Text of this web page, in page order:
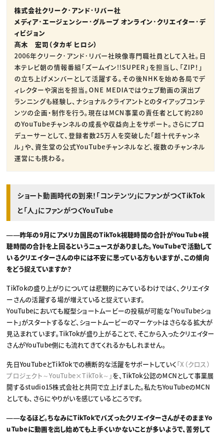
株式会社クリーク･アンド･リバー社
メディア･エージェンシー･グループ オンライン･クリエイター･デ
ィビジョン
髙木 宏司（タカギ ヒロシ）
2006年クリーク･アンド･リバー社映像専門職社員として入社。日
本テレビ朝の情報番組「ズームイン!!SUPER」を担当し、「ZIP！」
の立ち上げメンバーとして活躍する。その後NHKを始め各局でデ
ィレクターや演出を担当。ONE MEDIAではウェブ動画の演出プ
ランニングも経験し、ナショナルクライアントとのタイアップコンテ
ンツの企画・制作を行う。現在はMCN事業の責任者として約280
のYouTubeチャンネルの成長や収益向上をサポート。さらにプロ
デューサーとして、登録者数25万人を突破した「超十代チャンネ
ル」や、資生堂の公式YouTubeチャンネルなど、複数のチャンネル
運営にも携わる。
ショート動画時代の到来！「コンテンツ」にファンがつくTikTok
と「人」にファンがつくYouTube
――昨年の9月にアメリカ国民のTikTok視聴時間の合計がYouTube視
聴時間の合計を上回るというニュースがありました。YouTubeで活動して
いるクリエイターさんの中には不安に思っている方もいますが、この傾向
をどう捉えていますか？
TikTokの盛り上がりについては悲観的にみているわけではく、クリエイタ
ーさんの活躍する場が増えていると捉えています。
YouTubeにおいても縦型ショートムービーの投稿が可能な「YouTubeショ
ート」がスタートするなど、ショートムービーのマーケットはさらなる拡大が
見込まれています。TikTokが盛り上がることで、そこから入ったクリエイター
さんがYouTube側にも流れてきてくれるかもしれません。
先日YouTubeとTikTokでの横断的な活躍をサポートしていく 「X（クロス）
プロジェクト～YouTube×TikTok～」を、TikTok公認のMCNとして事業展
開するstudio15株式会社と共同で立上げました。私たちYouTubeのMCN
としても、さらにやりがいを感じているところです。
――なるほど。ちなみにTikTokでバズったクリエイターさんがそのままYo
uTubeに動画を出し始めても上手くいかないことが多いようで、苦労して